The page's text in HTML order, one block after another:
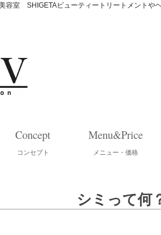
容室 SHIGETAビューティートリートメントや
Concept
コンセプト
Menu&Price
メニュー・価格
シミって何